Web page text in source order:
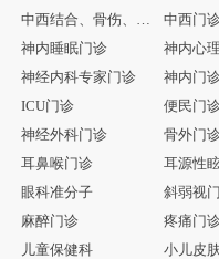
中西门
神内睡眠门诊
神内心
神经内科专家门诊
神内门
ICU门诊
便民门
神经外科门诊
骨外门
耳鼻喉门诊
耳源性
眼科准分子
斜弱视
麻醉门诊
疼痛门
儿童保健科
小儿皮